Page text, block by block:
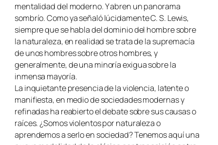
mentalidad del moderno. Y abren un panorama
sombrío. Como ya señaló lúcidamente C. S. Lewis,
siempre que se habla del dominio del hombre sobre
la naturaleza, en realidad se trata de la supremacía
de unos hombres sobre otros hombres, y
generalmente, de una minoría exigua sobre la
inmensa mayoría.
La inquietante presencia de la violencia, latente o
manifiesta, en medio de sociedades modernas y
refinadas ha reabierto el debate sobre sus causas o
raíces. ¿Somos violentos por naturaleza o
aprendemos a serlo en sociedad? Tenemos aquí una